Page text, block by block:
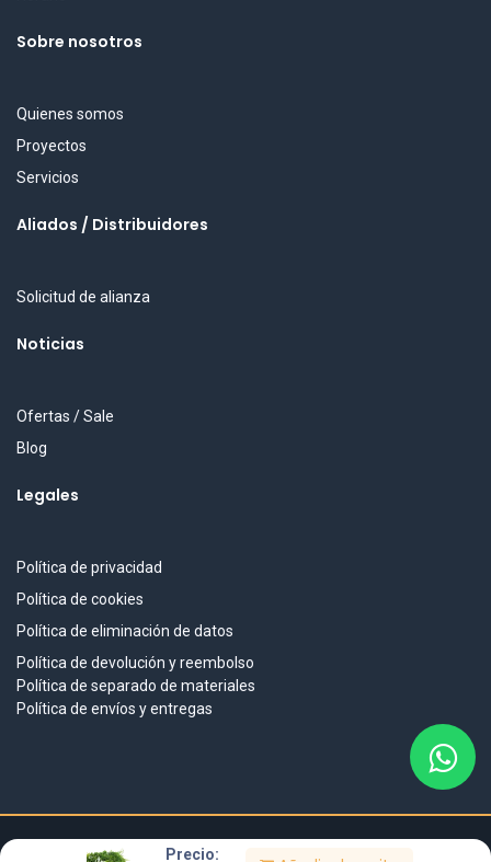
Precio:
Sobre nosotros
Quienes somos
Proyectos
Servicios
Aliados / Distribuidores
Solicitud de alianza
Noticias
Ofertas / Sale
Blog
Legales
Política de privacidad
Política de cookies
Política de eliminación de datos
Política de devolución y reembolso
Política de separado de materiales
Política de envíos y entregas